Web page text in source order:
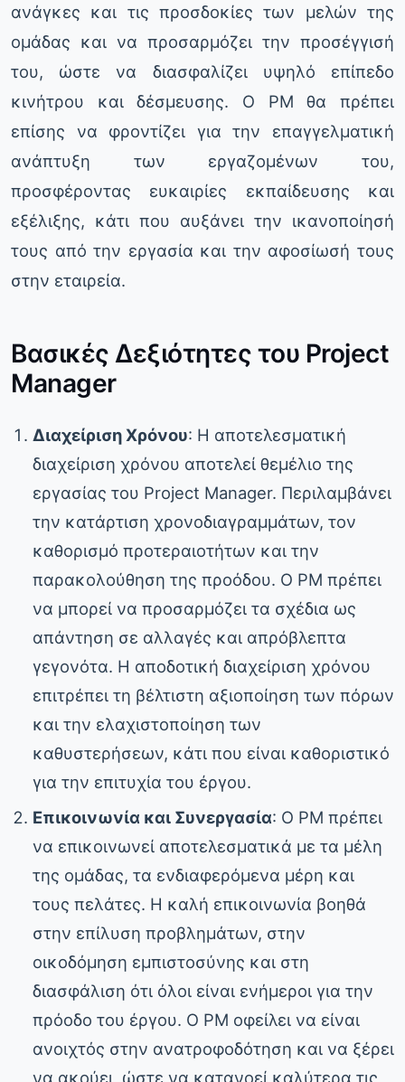
ανάγκες και τις προσδοκίες των μελών της
ομάδας και να προσαρμόζει την προσέγγισή
του, ώστε να διασφαλίζει υψηλό επίπεδο
κινήτρου και δέσμευσης. Ο PM θα πρέπει
επίσης να φροντίζει για την επαγγελματική
ανάπτυξη των εργαζομένων του,
προσφέροντας ευκαιρίες εκπαίδευσης και
εξέλιξης, κάτι που αυξάνει την ικανοποίησή
τους από την εργασία και την αφοσίωσή τους
στην εταιρεία.
Βασικές Δεξιότητες του Project
Manager
Διαχείριση Χρόνου: Η αποτελεσματική
διαχείριση χρόνου αποτελεί θεμέλιο της
εργασίας του Project Manager. Περιλαμβάνει
την κατάρτιση χρονοδιαγραμμάτων, τον
καθορισμό προτεραιοτήτων και την
παρακολούθηση της προόδου. Ο PM πρέπει
να μπορεί να προσαρμόζει τα σχέδια ως
απάντηση σε αλλαγές και απρόβλεπτα
γεγονότα. Η αποδοτική διαχείριση χρόνου
επιτρέπει τη βέλτιστη αξιοποίηση των πόρων
και την ελαχιστοποίηση των
καθυστερήσεων, κάτι που είναι καθοριστικό
για την επιτυχία του έργου.
Επικοινωνία και Συνεργασία: Ο PM πρέπει
να επικοινωνεί αποτελεσματικά με τα μέλη
της ομάδας, τα ενδιαφερόμενα μέρη και
τους πελάτες. Η καλή επικοινωνία βοηθά
στην επίλυση προβλημάτων, στην
οικοδόμηση εμπιστοσύνης και στη
διασφάλιση ότι όλοι είναι ενήμεροι για την
πρόοδο του έργου. Ο PM οφείλει να είναι
ανοιχτός στην ανατροφοδότηση και να ξέρει
να ακούει, ώστε να κατανοεί καλύτερα τις